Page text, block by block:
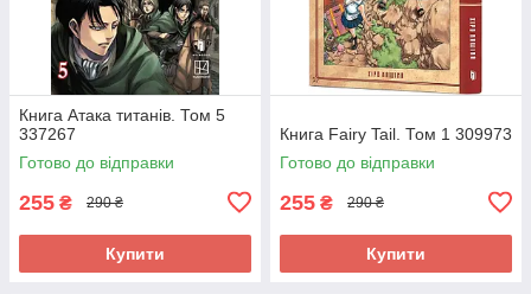
Книга Атака титанів. Том 5
337267
Готово до відправки
255 ₴ 290 ₴
Купити
Книга Fairy Tail. Том 1 309973
Готово до відправки
255 ₴ 290 ₴
Купити